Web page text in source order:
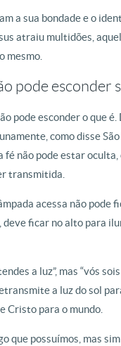
a sua bondade e o
atraiu multidões,
mesmo.
pode esconder
pode esconder o que é.
como disse São
fé não pode estar oculta,
transmitida.
acessa não pode
deve ficar no alto para
a luz”, mas “vós
a luz do sol
Cristo para o mundo.
que possuímos, mas